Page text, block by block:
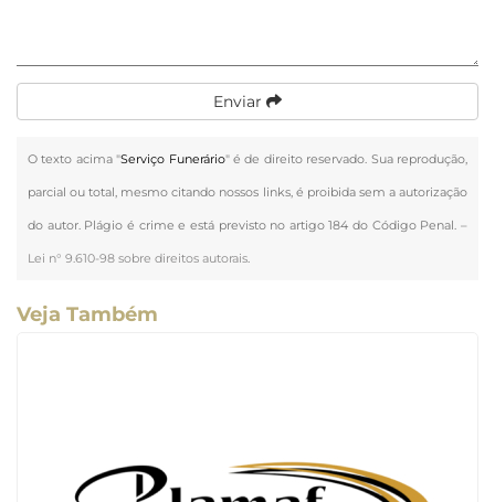
Enviar
O texto acima "Serviço Funerário" é de direito reservado. Sua reprodução,
parcial ou total, mesmo citando nossos links, é proibida sem a autorização
do autor. Plágio é crime e está previsto no artigo 184 do Código Penal. –
Lei n° 9.610-98 sobre direitos autorais
Veja Também